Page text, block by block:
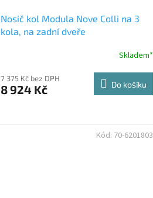
Nosič kol Modula Nove Colli na 3
kola, na zadní dveře
Skladem*
7 375 Kč bez DPH
8 924 Kč Do košíku
Kód: 70-6201803